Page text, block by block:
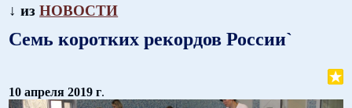
↓ изНОВОСТИ
Семь коротких рекордов России`
10 апреля 2019 г.